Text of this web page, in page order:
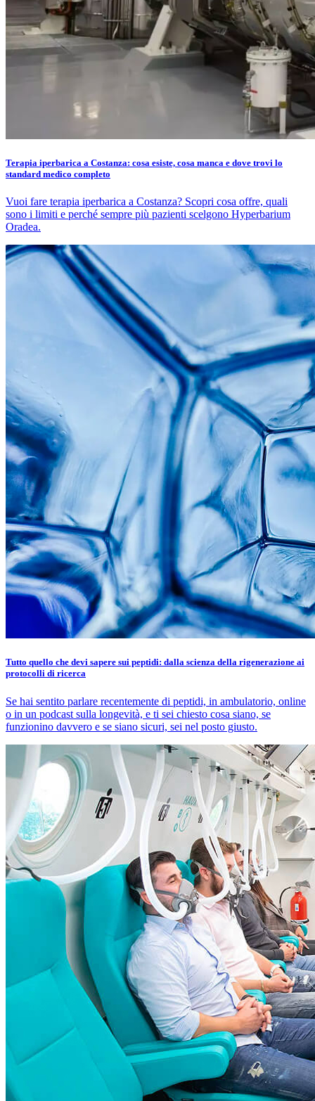
Terapia iperbarica a Costanza: cosa esiste, cosa manca e dove trovi lo
standard medico completo
Vuoi fare terapia iperbarica a Costanza? Scopri cosa offre, quali
sono i limiti e perché sempre più pazienti scelgono Hyperbarium
Oradea.
Tutto quello che devi sapere sui peptidi: dalla scienza della rigenerazione ai
protocolli di ricerca
Se hai sentito parlare recentemente di peptidi, in ambulatorio, online
o in un podcast sulla longevità, e ti sei chiesto cosa siano, se
funzionino davvero e se siano sicuri, sei nel posto giusto.